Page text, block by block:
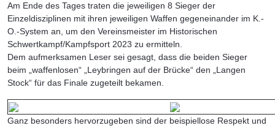
Am Ende des Tages traten die jeweiligen 8 Sieger der
Einzeldisziplinen mit ihren jeweiligen Waffen gegeneinander im K.-
O.-System an, um den Vereinsmeister im Historischen
Schwertkampf/Kampfsport 2023 zu ermitteln.
Dem aufmerksamen Leser sei gesagt, dass die beiden Sieger
beim „waffenlosen“ „Leybringen auf der Brücke“ den „Langen
Stock“ für das Finale zugeteilt bekamen.
Ganz besonders hervorzugeben sind der beispiellose Respekt und